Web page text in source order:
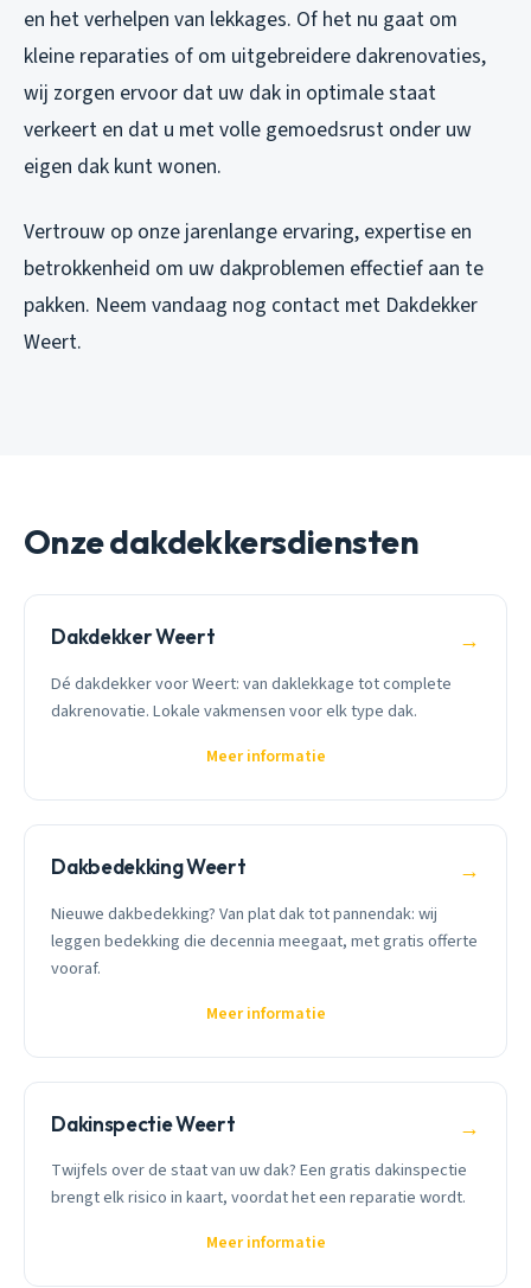
en het verhelpen van lekkages. Of het nu gaat om
kleine reparaties of om uitgebreidere dakrenovaties,
wij zorgen ervoor dat uw dak in optimale staat
verkeert en dat u met volle gemoedsrust onder uw
eigen dak kunt wonen.
Vertrouw op onze jarenlange ervaring, expertise en
betrokkenheid om uw dakproblemen effectief aan te
pakken. Neem vandaag nog contact met Dakdekker
Weert.
Onze dakdekkersdiensten
Dakdekker Weert →
Dé dakdekker voor Weert: van daklekkage tot complete
dakrenovatie. Lokale vakmensen voor elk type dak.
Meer informatie
Dakbedekking Weert →
Nieuwe dakbedekking? Van plat dak tot pannendak: wij
leggen bedekking die decennia meegaat, met gratis offerte
vooraf.
Meer informatie
Dakinspectie Weert →
Twijfels over de staat van uw dak? Een gratis dakinspectie
brengt elk risico in kaart, voordat het een reparatie wordt.
Meer informatie